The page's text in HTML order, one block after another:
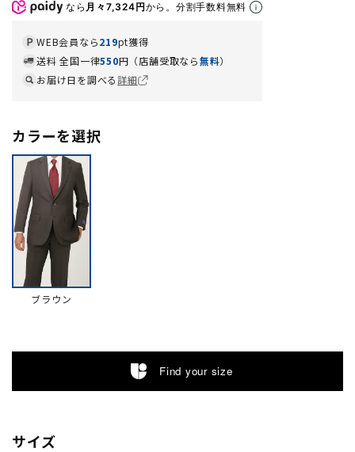
なら 月々7,324円から。分割手数料無料
WEB会員なら219pt獲得
送料 全国一律550円（店舗受取なら無料）
お届け日を調べる詳細
カラーを選択
ブラウン
Find your size
サイズ